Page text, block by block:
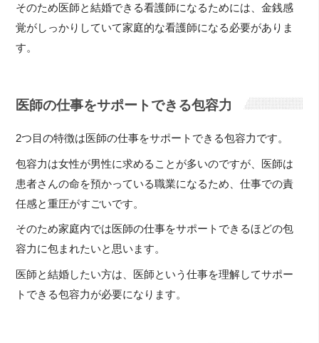
そのため医師と結婚できる看護師になるためには、金銭感
覚がしっかりしていて家庭的な看護師になる必要がありま
す。
医師の仕事をサポートできる包容力
2つ目の特徴は医師の仕事をサポートできる包容力です。
包容力は女性が男性に求めることが多いのですが、医師は
患者さんの命を預かっている職業になるため、仕事での責
任感と重圧がすごいです。
そのため家庭内では医師の仕事をサポートできるほどの包
容力に包まれたいと思います。
医師と結婚したい方は、医師という仕事を理解してサポー
トできる包容力が必要になります。